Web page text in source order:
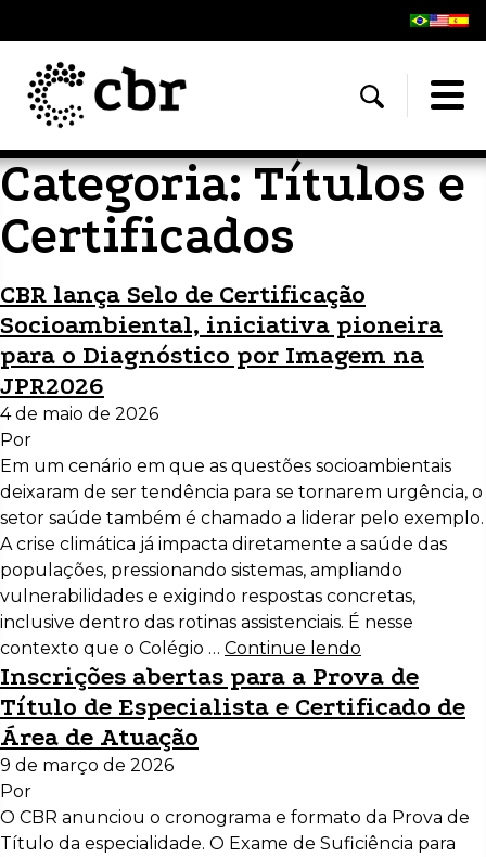
Categoria:Títulos e
Certificados
CBR lança Selo de Certificação
Socioambiental, iniciativa pioneira
para o Diagnóstico por Imagem na
JPR2026
4 de maio de 2026
Por
Em um cenário em que as questões socioambientais
deixaram de ser tendência para se tornarem urgência, o
setor saúde também é chamado a liderar pelo exemplo.
A crise climática já impacta diretamente a saúde das
populações, pressionando sistemas, ampliando
vulnerabilidades e exigindo respostas concretas,
inclusive dentro das rotinas assistenciais. É nesse
contexto que o Colégio … Continue lendo
Inscrições abertas para a Prova de
Título de Especialista e Certificado de
Área de Atuação
9 de março de 2026
Por
O CBR anunciou o cronograma e formato da Prova de
Título da especialidade. O Exame de Suficiência para